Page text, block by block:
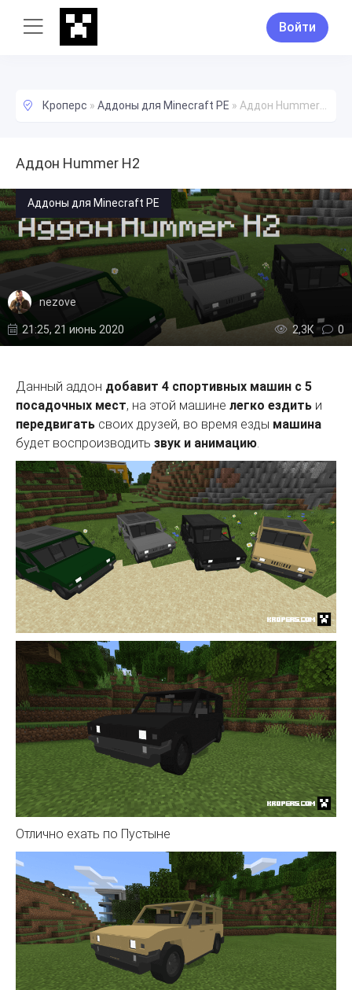
Войти
Кроперс » Аддоны для Minecraft PE » Аддон Hummer H2
Аддон Hummer H2
Аддоны для Minecraft PE
nezove
21:25, 21 июнь 2020 2,3К 0
Данный аддон добавит 4 спортивных машин с 5
посадочных мест, на этой машине легко ездить и
передвигать своих друзей, во время езды машина
будет воспроизводить звук и анимацию.
Отлично ехать по Пустыне